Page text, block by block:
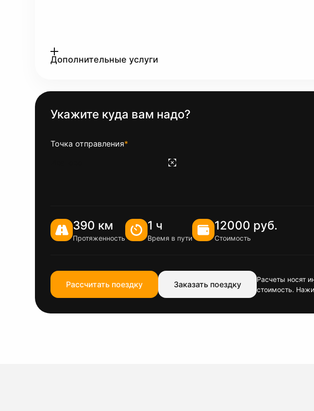
Дополнительные услуги
Укажите куда вам надо?
Точка отправления*
390 км
Протяженность
1 ч
Время в пути
12000 руб.
Стоимость
Рассчитать поездку Заказать поездку
Расчеты носят
стоимость.